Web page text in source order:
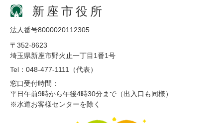
新座市役所
法人番号8000020112305
〒352-8623
埼玉県新座市野火止一丁目1番1号
Tel：048-477-1111（代表）
窓口受付時間：
平日午前9時から午後4時30分まで（出入口も同様）
※水道お客様センターを除く